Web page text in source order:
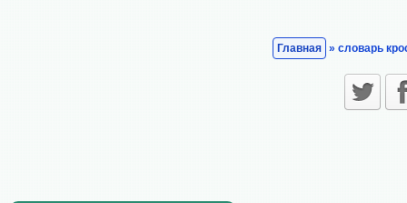
Главная » словарь